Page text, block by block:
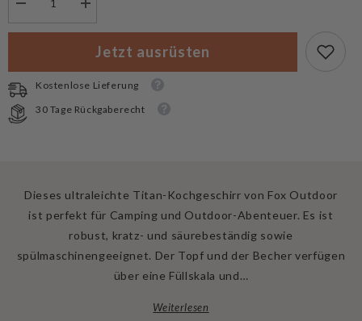
für
Camping
Kochgeschirr
Titan
3-
teilig
Menge
für
Fox
Outdoor
Camping
Kochgeschirr
3-
teilig
Jetzt ausrüsten
Kostenlose Lieferung
30 Tage Rückgaberecht
Dieses ultraleichte Titan-Kochgeschirr von Fox Outdoor
ist perfekt für Camping und Outdoor-Abenteuer. Es ist
robust, kratz- und säurebeständig sowie
spülmaschinengeeignet. Der Topf und der Becher verfügen
über eine Füllskala und…
Weiterlesen